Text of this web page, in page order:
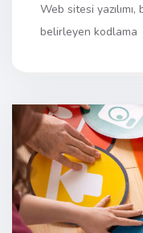
Web sitesi
belirleyen kodlama